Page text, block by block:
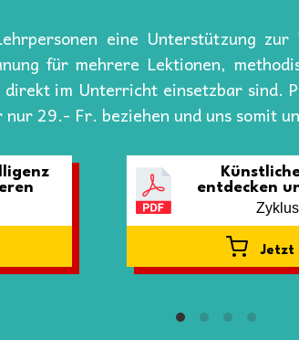
eine Unterstützung
für mehrere Lektionen,
im Unterricht einsetzbar sind.
29.- Fr. beziehen und uns somit
entdecken
Jetzt